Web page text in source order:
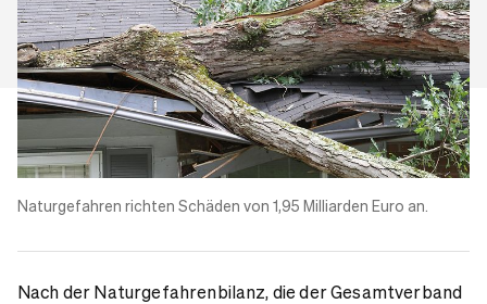
Naturgefahren richten Schäden von 1,95 Milliarden Euro an.
Nach der Naturgefahrenbilanz, die der Gesamtverband